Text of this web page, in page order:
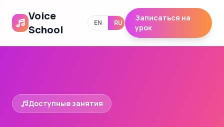
Voice
School
EN RU
Записаться на
урок
Доступные занятия